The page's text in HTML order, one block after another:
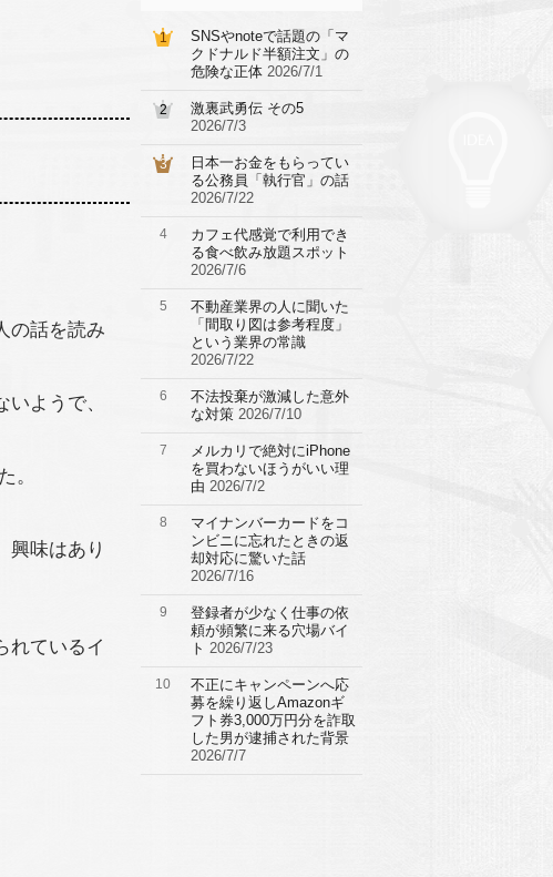
の話を読み
ようで、
。
興味はあり
れているイ
1
SNSやnoteで話題の「マ
クドナルド半額注文」の
危険な正体 2026/7/1
2
激裏武勇伝 その5
2026/7/3
3
日本一お金をもらってい
る公務員「執行官」の話
2026/7/22
4
カフェ代感覚で利用でき
る食べ飲み放題スポット
2026/7/6
5
不動産業界の人に聞いた
「間取り図は参考程度」
という業界の常識
2026/7/22
6
不法投棄が激減した意外
な対策 2026/7/10
7
メルカリで絶対にiPhone
を買わないほうがいい理
由 2026/7/2
8
マイナンバーカードをコ
ンビニに忘れたときの返
却対応に驚いた話
2026/7/16
9
登録者が少なく仕事の依
頼が頻繁に来る穴場バイ
ト 2026/7/23
10
不正にキャンペーンへ応
募を繰り返しAmazonギ
フト券3,000万円分を詐取
した男が逮捕された背景
2026/7/7